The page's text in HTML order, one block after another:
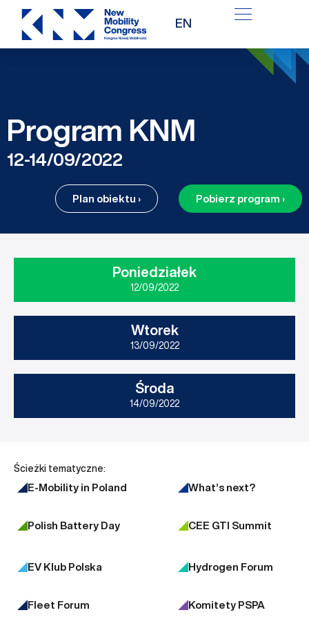
Przejdź
treści
EN
Program KNM
12-14/09/2022
Plan obiektu › Pobierz program ›
Poniedziałek
12/09/2022
Wtorek
13/09/2022
Środa
14/09/2022
Ścieżki tematyczne:
E-Mobility in Poland What’s next?
Polish Battery Day CEE GTI Summit
EV Klub Polska Hydrogen Forum
Fleet Forum Komitety PSPA